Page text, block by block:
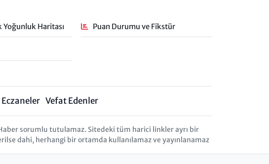
Yoğunluk Haritası Puan Durumu ve Fikstür
Vefat Edenler
sorumlu tutulamaz. Sitedeki tüm harici linkler ayrı bir
dahi, herhangi bir ortamda kullanılamaz ve yayınlanamaz